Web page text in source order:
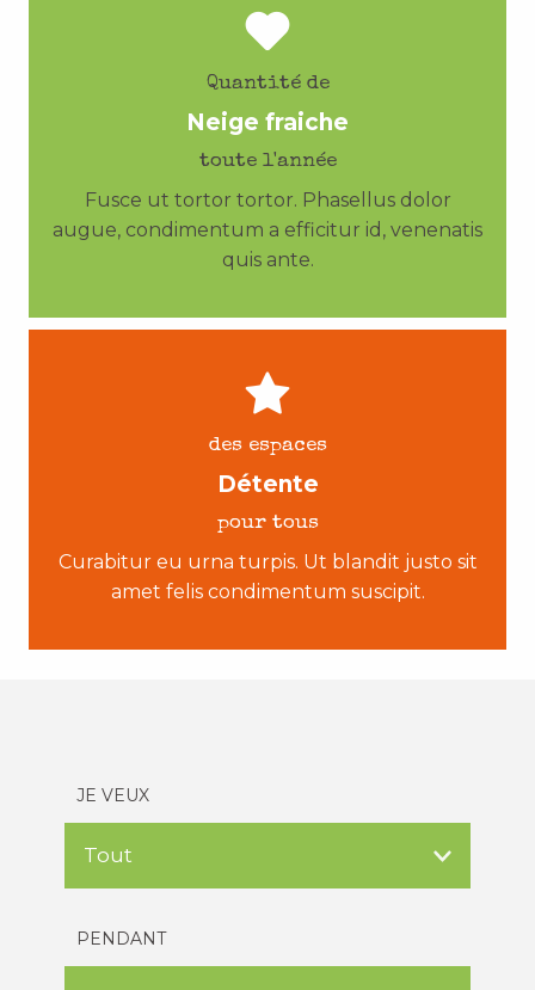
Quantité de
Neige fraiche
toute l'année
Fusce ut tortor tortor. Phasellus dolor
augue, condimentum a efficitur id, venenatis
quis ante.
des espaces
Détente
pour tous
Curabitur eu urna turpis. Ut blandit justo sit
amet felis condimentum suscipit.
JE VEUX
PENDANT